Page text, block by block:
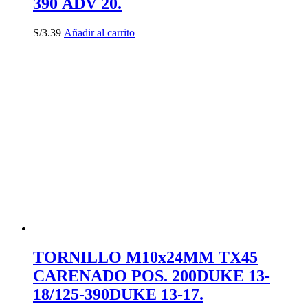
390 ADV 20.
S/3.39 Añadir al carrito
TORNILLO M10x24MM TX45
CARENADO POS. 200DUKE 13-
18/125-390DUKE 13-17.